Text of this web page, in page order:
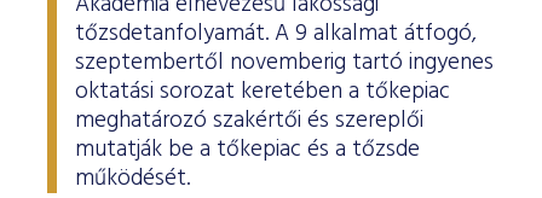
tőzsdetanfolyamát. A 9 alkalmat átfogó,
szeptembertől novemberig tartó ingyenes
oktatási sorozat keretében a tőkepiac
meghatározó szakértői és szereplői
mutatják be a tőkepiac és a tőzsde
működését.